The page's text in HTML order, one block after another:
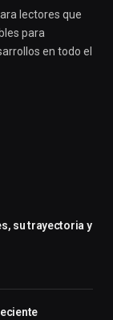
lectores que
para
en todo el
su trayectoria y